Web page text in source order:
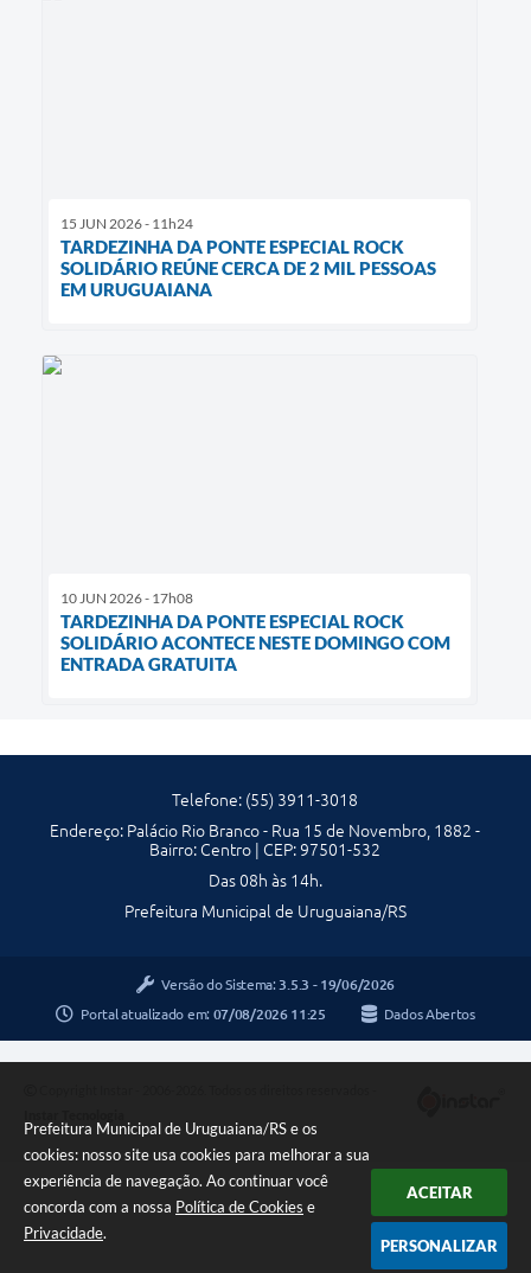
Prefeitura Municipal de Uruguaiana/RS e os
cookies: nosso site usa cookies para melhorar a sua
experiência de navegação. Ao continuar você
concorda com a nossa Política de Cookies e
Privacidade.
ACEITAR
PERSONALIZAR
15 JUN 2026 - 11h24
TARDEZINHA DA PONTE ESPECIAL ROCK
SOLIDÁRIO REÚNE CERCA DE 2 MIL PESSOAS
EM URUGUAIANA
10 JUN 2026 - 17h08
TARDEZINHA DA PONTE ESPECIAL ROCK
SOLIDÁRIO ACONTECE NESTE DOMINGO COM
ENTRADA GRATUITA
Telefone: (55) 3911-3018
Endereço: Palácio Rio Branco - Rua 15 de Novembro, 1882 -
Bairro: Centro | CEP: 97501-532
Das 08h às 14h.
Prefeitura Municipal de Uruguaiana/RS
Versão do Sistema: 3.5.3 - 19/06/2026
Portal atualizado em: 07/08/2026 11:25 Dados Abertos